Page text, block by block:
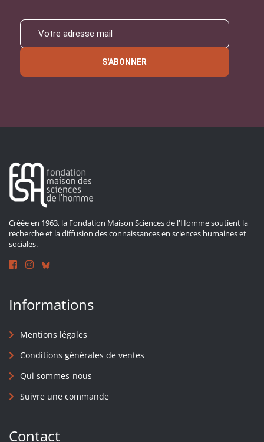
S'ABONNER
Créée en 1963, la Fondation Maison Sciences de l'Homme soutient la
recherche et la diffusion des connaissances en sciences humaines et
sociales.
Informations
Mentions légales
Conditions générales de ventes
Qui sommes-nous
Suivre une commande
Contact